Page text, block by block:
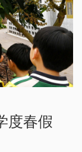
度春假